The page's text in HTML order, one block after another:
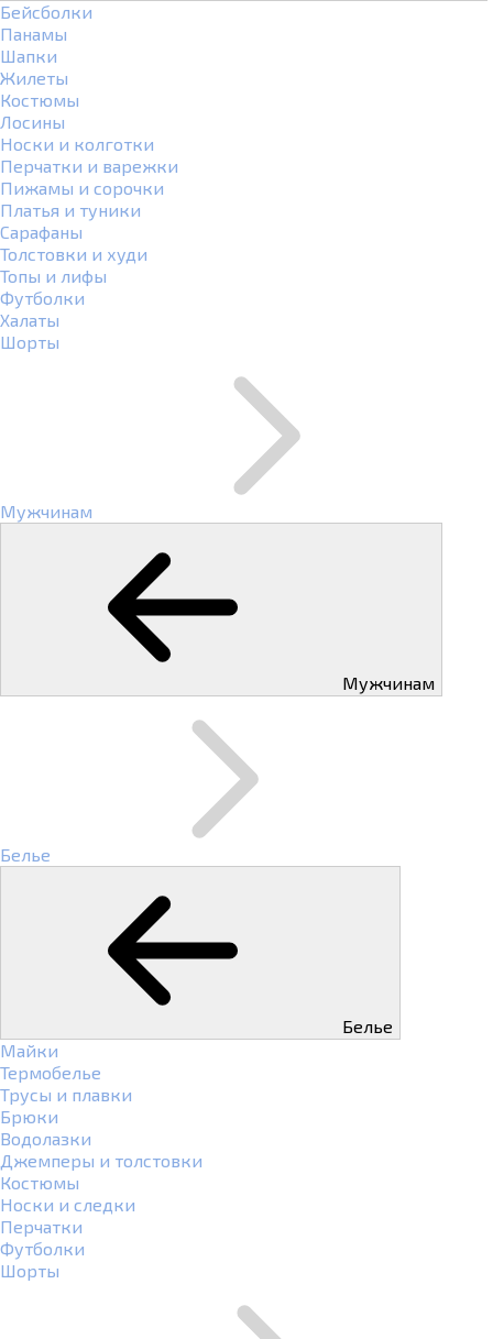
Бейсболки
Панамы
Шапки
Жилеты
Костюмы
Лосины
Носки и колготки
Перчатки и варежки
Пижамы и сорочки
Платья и туники
Сарафаны
Толстовки и худи
Топы и лифы
Футболки
Халаты
Шорты
Мужчинам
Мужчинам
Белье
Белье
Майки
Термобелье
Трусы и плавки
Брюки
Водолазки
Джемперы и толстовки
Костюмы
Носки и следки
Перчатки
Футболки
Шорты